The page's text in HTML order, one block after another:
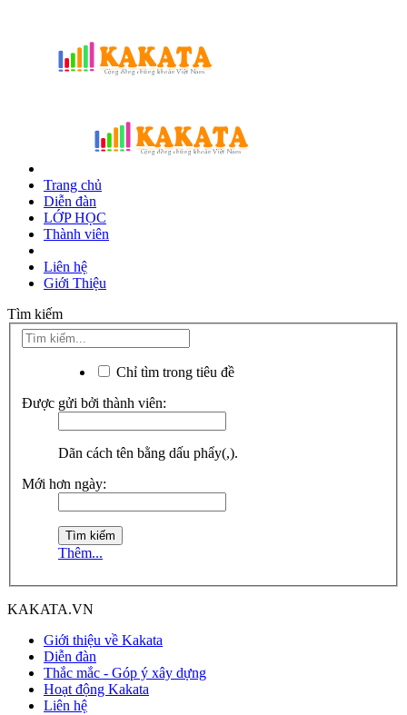
Trang chủ
Diễn đàn
LỚP HỌC
Thành viên
Liên hệ
Giới Thiệu
Tìm kiếm
Chỉ tìm trong tiêu đề
Được gửi bởi thành viên:
Dãn cách tên bằng dấu phẩy(,).
Mới hơn ngày:
Thêm...
KAKATA.VN
Giới thiệu về Kakata
Diễn đàn
Thắc mắc - Góp ý xây dựng
Hoạt động Kakata
Liên hệ